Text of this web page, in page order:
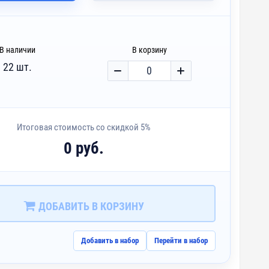
В наличии В корзину
22 шт.
Итоговая стоимость со скидкой 5%
0 руб.
ДОБАВИТЬ В КОРЗИНУ
Добавить в набор Перейти в набор